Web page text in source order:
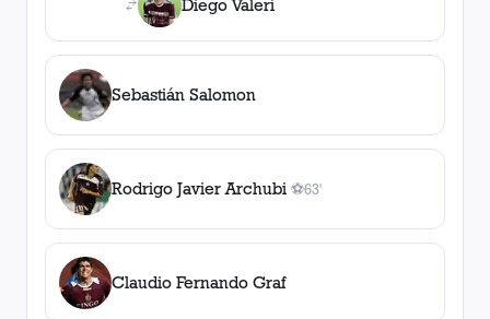
Diego Valeri
Sebastián Salomon
Rodrigo Javier Archubi ⚽
1gol
63'
Claudio Fernando Graf